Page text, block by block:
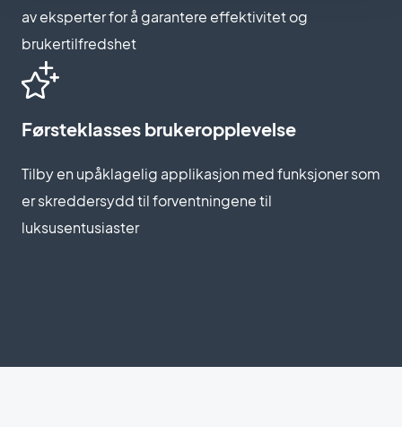
av eksperter for å garantere effektivitet og
brukertilfredshet
Førsteklasses brukeropplevelse
Tilby en upåklagelig applikasjon med funksjoner som
er skreddersydd til forventningene til
luksusentusiaster